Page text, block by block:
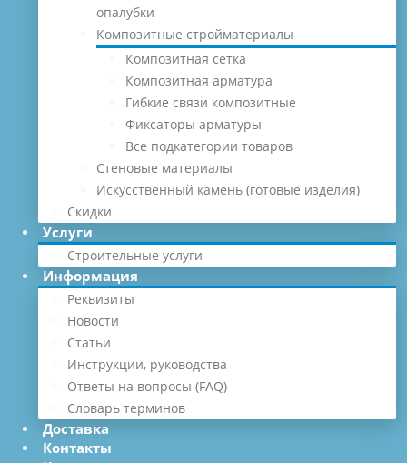
опалубки
Композитные стройматериалы
Композитная сетка
Композитная арматура
Гибкие связи композитные
Фиксаторы арматуры
Все подкатегории товаров
Стеновые материалы
Искусственный камень (готовые изделия)
Скидки
Услуги
Строительные услуги
Информация
Реквизиты
Новости
Статьи
Инструкции, руководства
Ответы на вопросы (FAQ)
Словарь терминов
Доставка
Контакты